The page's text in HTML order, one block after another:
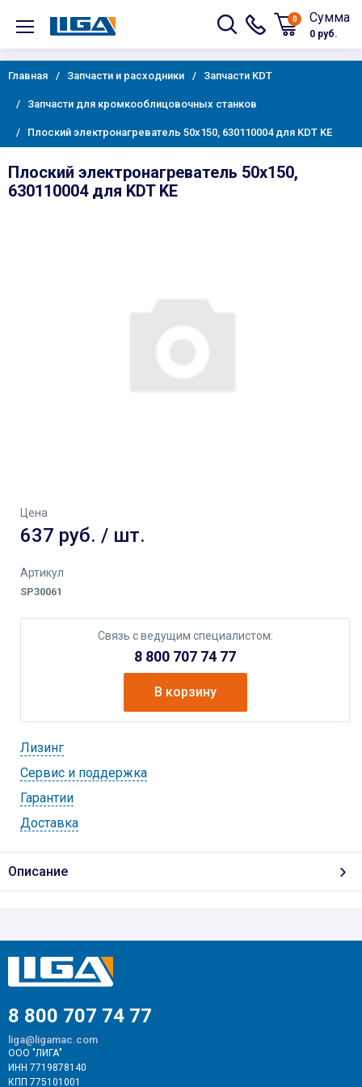
0 Сумма
0 руб.
Главная Запчасти и расходники Запчасти KDT
Запчасти для кромкооблицовочных станков
Плоский электронагреватель 50х150, 630110004 для KDT KE
Плоский электронагреватель 50х150,
630110004 для KDT KE
Цена
637 руб. / шт.
Артикул
SP30061
Связь с ведущим специалистом:
8 800 707 74 77
В корзину
Лизинг
Cервис и поддержка
Гарантии
Доставка
Описание
8 800 707 74 77
liga@ligamac.com
ООО "ЛИГА"
ИНН 7719878140
КПП 775101001